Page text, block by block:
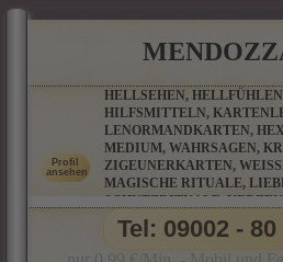
HELLSEHEN,
HILFSMITTELN,
LENORMANDKARTEN,
MEDIUM, WAHRSAGEN,
ZIGEUNERKARTEN,
AGISCHE RITUALE,
CHUTZRITUALE,
ARTNERBERATUNG,
RAKEL,
RAKELKARTEN
Tel: 09002 - 80